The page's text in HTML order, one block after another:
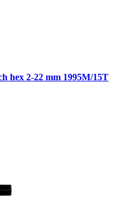
hex 2-22 mm 1995M/15T